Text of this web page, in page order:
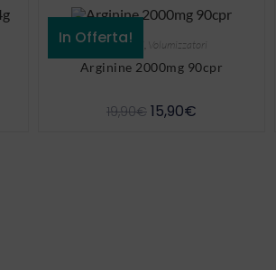
In Offerta!
Aminoacidi , Volumizzatori
Arginine 2000mg 90cpr
19,90€ 15,90€